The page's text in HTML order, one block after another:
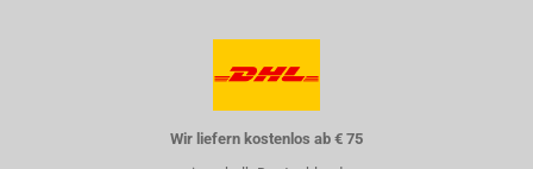
Wir liefern kostenlos ab € 75